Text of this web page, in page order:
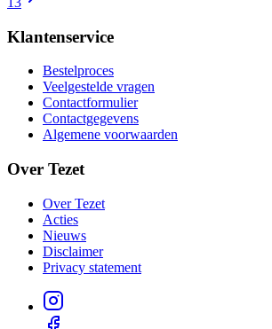
Klantenservice
Bestelproces
Veelgestelde vragen
Contactformulier
Contactgegevens
Algemene voorwaarden
Over Tezet
Over Tezet
Acties
Nieuws
Disclaimer
Privacy statement